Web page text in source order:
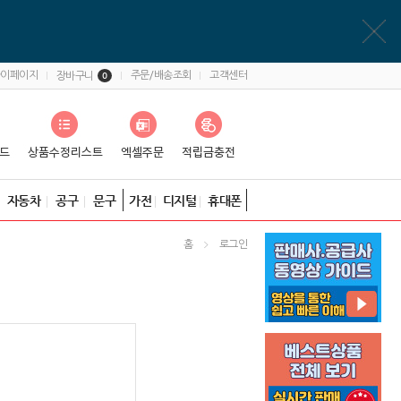
페이지 장바구니 0 주문/배송조회 고객센터
자동차 공구 문구 가전 디지털 휴대폰
홈 로그인